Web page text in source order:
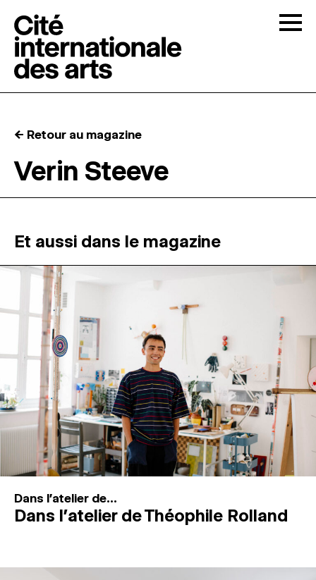
RÉSIDENCES ↓
ATELIERS OUVERTS
PROGRAMMATION
MAGAZINE
ESPACES DE PRATIQUE ARTISTIQUE ↓
Recherche
Connexion
← Retour au magazine
Verin Steeve
Et aussi dans le magazine
Dans l'atelier de...
Dans l’atelier de Théophile Rolland